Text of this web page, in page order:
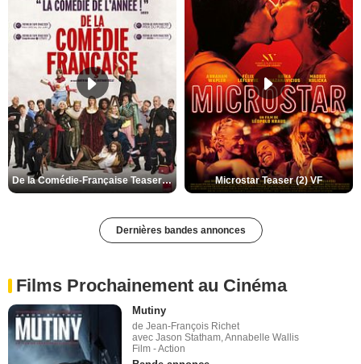
De la Comédie-Française Teaser (3) VF Microstar Teaser (2) VF
Dernières bandes annonces
Films Prochainement au Cinéma
Mutiny
de Jean-François Richet
avec Jason Statham, Annabelle Wallis
Film - Action